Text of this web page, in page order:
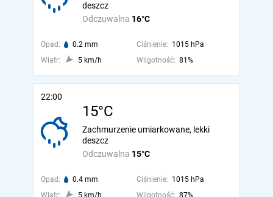
Odczuwalna 16°C
deszcz
Opad: 0.2 mm Ciśnienie: 1015 hPa
Wiatr:
5 km/h Wilgotność: 81%
22:00
15°C
Odczuwalna 15°C
Zachmurzenie umiarkowane, lekki
deszcz
Opad: 0.4 mm Ciśnienie: 1015 hPa
Wiatr:
5 km/h Wilgotność: 87%